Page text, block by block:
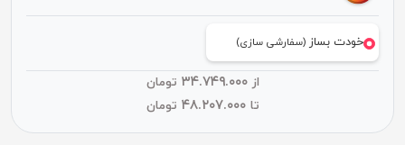
خودت بساز(سفارشی سازی)
از ۳۴.۷۴۹.۰۰۰
تومان
تا ۴۸.۲۰۷.۰۰۰ تومان